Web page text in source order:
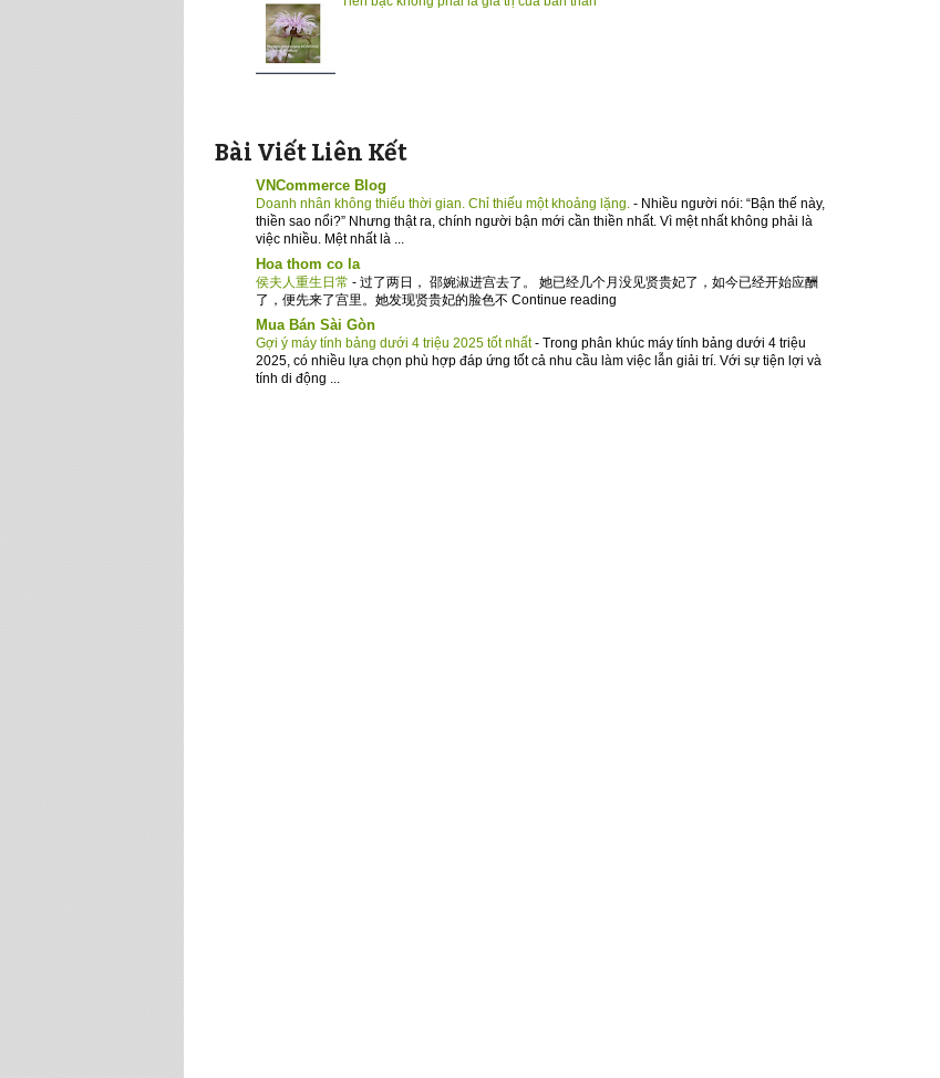
Bài Viết Liên Kết
VNCommerce Blog
Doanh nhân không thiếu thời gian. Chỉ thiếu một khoảng lặng. - Nhiều người nói: “Bận thế này,
thiền sao nổi?” Nhưng thật ra, chính người bận mới cần thiền nhất. Vì mệt nhất không phải là
việc nhiều. Mệt nhất là ...
Hoa thom co la
侯夫人重生日常 - 过了两日， 邵婉淑进宫去了。 她已经几个月没见贤贵妃了，如今已经开始应酬
了，便先来了宫里。她发现贤贵妃的脸色不 Continue reading
Mua Bán Sài Gòn
Gợi ý máy tính bảng dưới 4 triệu 2025 tốt nhất- Trong phân khúc máy tính bảng dưới 4 triệu
2025, có nhiều lựa chọn phù hợp đáp ứng tốt cả nhu cầu làm việc lẫn giải trí. Với sự tiện lợi và
tính di động ...